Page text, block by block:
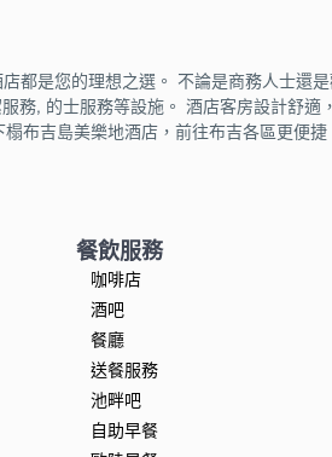
都是您的理想之選。 不論是商務人士還
務, 的士服務等設施。 酒店客房設計舒
布吉島美樂地酒店，前往布吉各區更便捷
餐飲服務
咖啡店
酒吧
餐廳
送餐服務
池畔吧
自助早餐